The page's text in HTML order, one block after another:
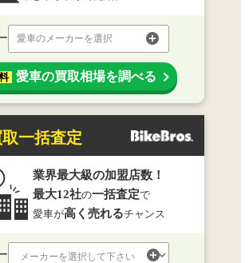
愛車のメーカーを選択
愛車の買取相場を調べる
取一括査定
業界最大級の加盟店数！
最大12社の一括査定で
愛車が高く売れるチャンス